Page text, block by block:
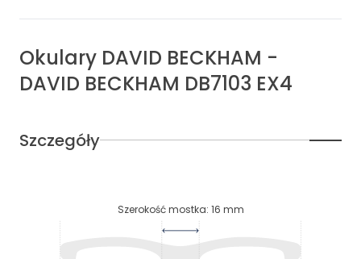
Okulary DAVID BECKHAM -
DAVID BECKHAM DB7103 EX4
Szczegóły
Szerokość mostka: 16 mm